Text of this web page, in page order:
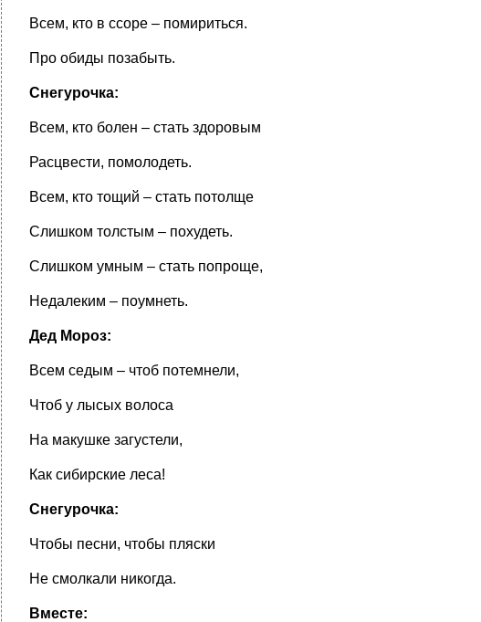
Всем, кто в ссоре – помириться.
Про обиды позабыть.
Снегурочка:
Всем, кто болен – стать здоровым
Расцвести, помолодеть.
Всем, кто тощий – стать потолще
Слишком толстым – похудеть.
Слишком умным – стать попроще,
Недалеким – поумнеть.
Дед Мороз:
Всем седым – чтоб потемнели,
Чтоб у лысых волоса
На макушке загустели,
Как сибирские леса!
Снегурочка:
Чтобы песни, чтобы пляски
Не смолкали никогда.
Вместе: